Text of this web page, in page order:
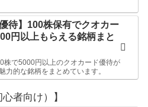
優待】100株保有でクオカー
円以上もらえる銘柄まと
株で5000円以上のクオカード優待が
力的な銘柄をまとめています。
者向け）】